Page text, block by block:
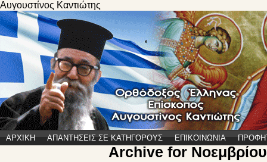
Αυγουστίνος Καντιώτης
ΑΡΧΙΚΗ ΑΠΑΝΤΗΣΕΙΣ ΣΕ ΚΑΤΗΓΟΡΟΥΣ ΕΠΙΚΟΙΝΩΝΙΑ
Archive for